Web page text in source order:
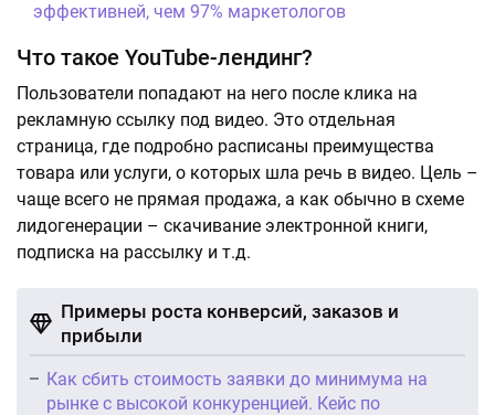
эффективней, чем 97% маркетологов
Что такое YouTube-лендинг?
Пользователи попадают на него после клика на
рекламную ссылку под видео. Это отдельная
страница, где подробно расписаны преимущества
товара или услуги, о которых шла речь в видео. Цель –
чаще всего не прямая продажа, а как обычно в схеме
лидогенерации – скачивание электронной книги,
подписка на рассылку и т.д.
Примеры роста конверсий, заказов и
прибыли
Как сбить стоимость заявки до минимума на
рынке с высокой конкуренцией. Кейс по